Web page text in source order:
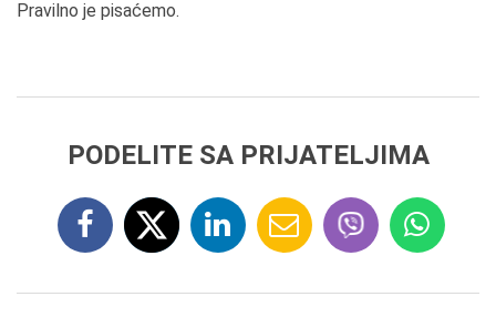
Pravilno je pisaćemo.
PODELITE SA PRIJATELJIMA